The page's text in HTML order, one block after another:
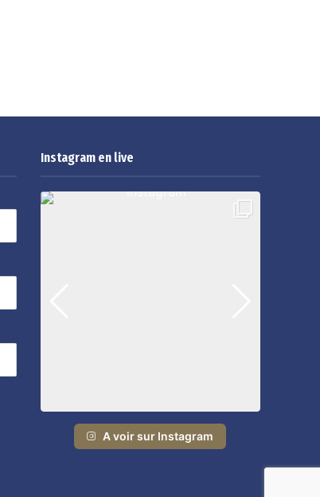
Instagram en live
A voir sur Instagram